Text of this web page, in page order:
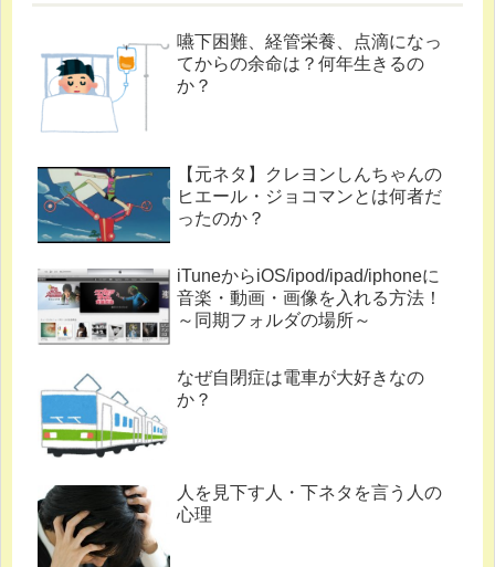
嚥下困難、経管栄養、点滴になっ
てからの余命は？何年生きるの
か？
【元ネタ】クレヨンしんちゃんの
ヒエール・ジョコマンとは何者だ
ったのか？
iTuneからiOS/ipod/ipad/iphoneに
音楽・動画・画像を入れる方法！
～同期フォルダの場所～
なぜ自閉症は電車が大好きなの
か？
人を見下す人・下ネタを言う人の
心理